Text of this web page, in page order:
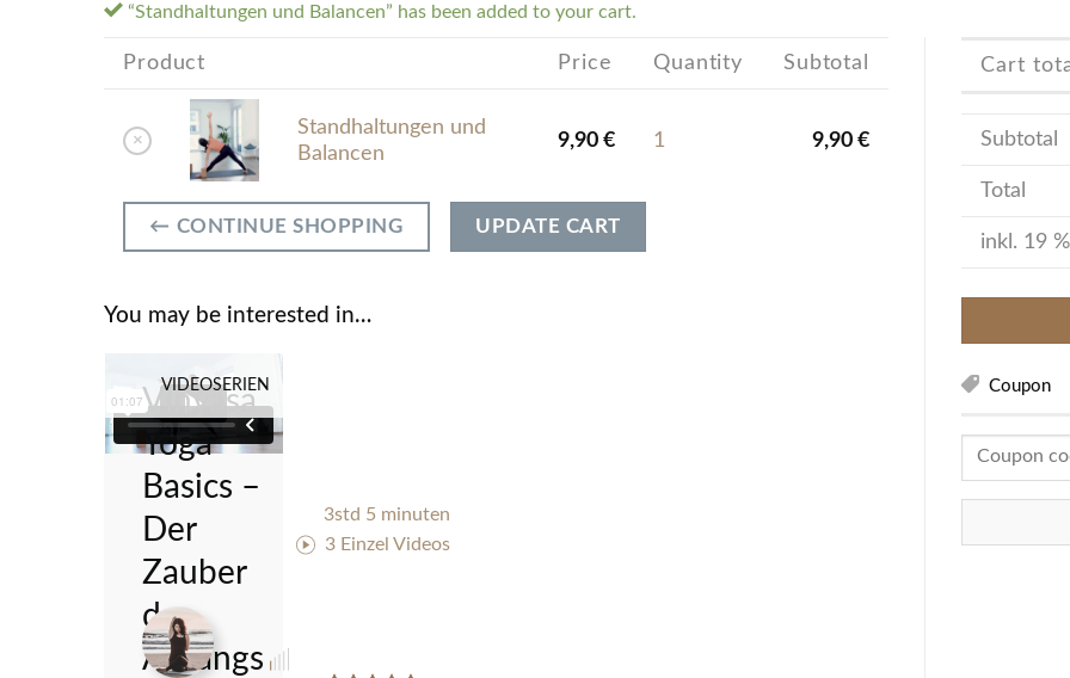
“Standhaltungen und Balancen” has been added to your cart.
Product Price Quantity Subtotal
×
Standhaltungen und
Balancen
9,90 € 1 9,90 €
← CONTINUE SHOPPING UPDATE CART
You may be interested in…
VIDEOSERIEN
Vinyasa
Yoga
Basics –
Der
Zauber
des
Anfangs
3std 5 minuten
3 Einzel Videos
Cart
Subtotal
Total
inkl. 19
Coupon